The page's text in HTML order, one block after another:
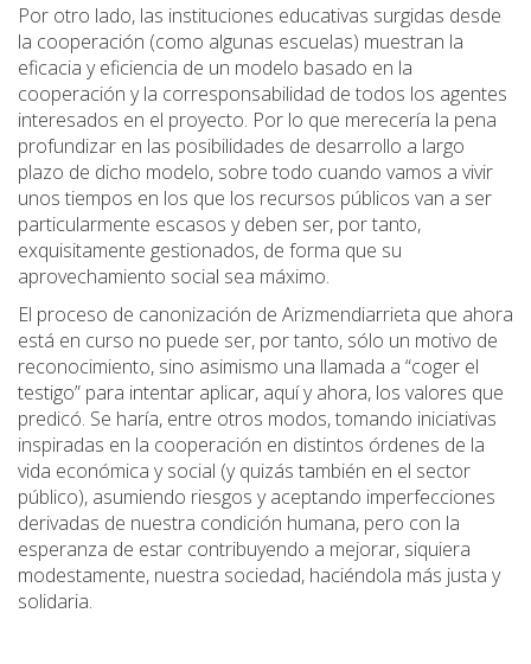
Por otro lado, las instituciones educativas surgidas desde
la cooperación (como algunas escuelas) muestran la
eficacia y eficiencia de un modelo basado en la
cooperación y la corresponsabilidad de todos los agentes
interesados en el proyecto. Por lo que merecería la pena
profundizar en las posibilidades de desarrollo a largo
plazo de dicho modelo, sobre todo cuando vamos a vivir
unos tiempos en los que los recursos públicos van a ser
particularmente escasos y deben ser, por tanto,
exquisitamente gestionados, de forma que su
aprovechamiento social sea máximo.
El proceso de canonización de Arizmendiarrieta que ahora
está en curso no puede ser, por tanto, sólo un motivo de
reconocimiento, sino asimismo una llamada a “coger el
testigo” para intentar aplicar, aquí y ahora, los valores que
predicó. Se haría, entre otros modos, tomando iniciativas
inspiradas en la cooperación en distintos órdenes de la
vida económica y social (y quizás también en el sector
público), asumiendo riesgos y aceptando imperfecciones
derivadas de nuestra condición humana, pero con la
esperanza de estar contribuyendo a mejorar, siquiera
modestamente, nuestra sociedad, haciéndola más justa y
solidaria.